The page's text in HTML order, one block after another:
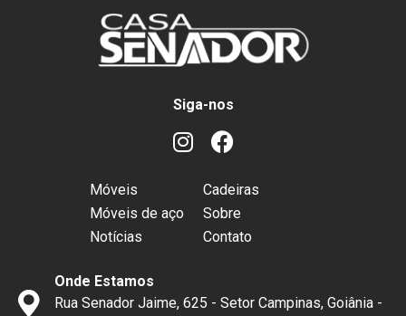
Siga-nos
Móveis
Cadeiras
Móveis de aço
Sobre
Notícias
Contato
Onde Estamos
Rua Senador Jaime, 625 - Setor Campinas, Goiânia -